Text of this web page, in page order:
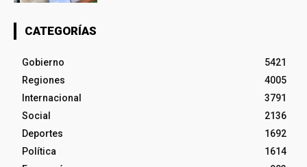
CATEGORÍAS
Gobierno
5421
Regiones
4005
Internacional
3791
Social
2136
Deportes
1692
Política
1614